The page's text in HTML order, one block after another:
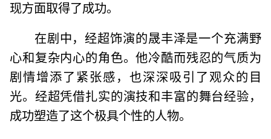
现方面取得了成功。
在剧中，经超饰演的晟丰泽是一个充满野
心和复杂内心的角色。他冷酷而残忍的气质为
剧情增添了紧张感，也深深吸引了观众的目
光。经超凭借扎实的演技和丰富的舞台经验，
成功塑造了这个极具个性的人物。